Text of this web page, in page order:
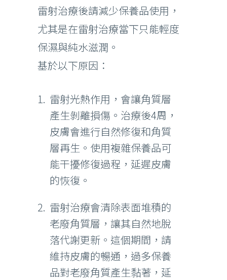
雷射治療後請減少保養品使用，
尤其是在雷射治療當下只能輕度
保濕與純水滋潤。
基於以下原因：
雷射光熱作用，會讓角質層
產生剝離損傷。治療後4周，
皮膚會進行自然修復和角質
層再生。使用複雜保養品可
能干擾修復過程，延遲皮膚
的恢復。
雷射治療會清除表面堆積的
老廢角質層，讓其自然地脫
落代謝更新。這個期間，請
維持皮膚的暢通，過多保養
品對老廢角質產生黏著，延